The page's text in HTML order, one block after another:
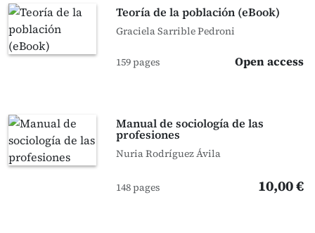
Teoría de la población (eBook)
Graciela Sarrible Pedroni
159 pages Open access
Manual de sociología de las
profesiones
Nuria Rodríguez Ávila
148 pages 10,00 €